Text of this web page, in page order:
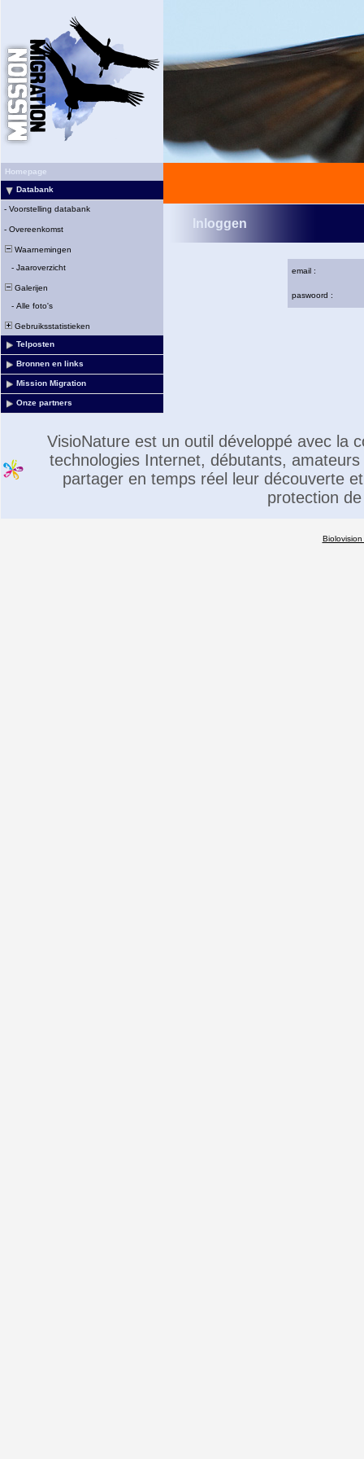
Homepage
Databank
- Voorstelling databank
- Overeenkomst
Waarnemingen
- Jaaroverzicht
Galerijen
- Alle foto's
Gebruiksstatistieken
Telposten
Bronnen en links
Mission Migration
Onze partners
Inloggen
email :
paswoord :
VisioNature est un outil développé avec la
technologies Internet, débutants,
partager en temps réel leur découverte
protection
Biolovision